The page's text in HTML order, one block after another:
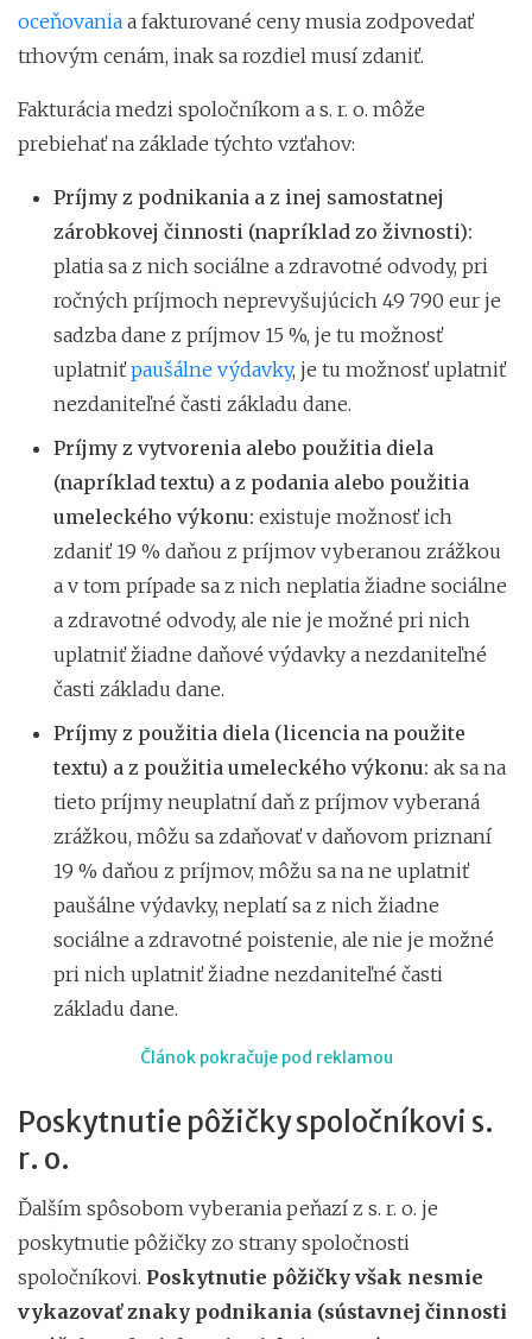
oceňovania a fakturované ceny musia zodpovedať
trhovým cenám, inak sa rozdiel musí zdaniť.
Fakturácia medzi spoločníkom a s. r. o. môže
prebiehať na základe týchto vzťahov:
Príjmy z podnikania a z inej samostatnej
zárobkovej činnosti (napríklad zo živnosti):
platia sa z nich sociálne a zdravotné odvody, pri
ročných príjmoch neprevyšujúcich 49 790 eur je
sadzba dane z príjmov 15 %, je tu možnosť
uplatniťpaušálne výdavky, je tu možnosť uplatniť
nezdaniteľné časti základu dane.
Príjmy z vytvorenia alebo použitia diela
(napríklad textu) a z podania alebo použitia
umeleckého výkonu: existuje možnosť ich
zdaniť 19 % daňou z príjmov vyberanou zrážkou
a v tom prípade sa z nich neplatia žiadne sociálne
a zdravotné odvody, ale nie je možné pri nich
uplatniť žiadne daňové výdavky a nezdaniteľné
časti základu dane.
Príjmy z použitia diela (licencia na použite
textu) a z použitia umeleckého výkonu: ak sa na
tieto príjmy neuplatní daň z príjmov vyberaná
zrážkou, môžu sa zdaňovať v daňovom priznaní
19 % daňou z príjmov, môžu sa na ne uplatniť
paušálne výdavky, neplatí sa z nich žiadne
sociálne a zdravotné poistenie, ale nie je možné
pri nich uplatniť žiadne nezdaniteľné časti
základu dane.
Článok pokračuje pod reklamou
Poskytnutie pôžičky spoločníkovi s.
r. o.
Ďalším spôsobom vyberania peňazí z s. r. o. je
poskytnutie pôžičky zo strany spoločnosti
spoločníkovi. Poskytnutie pôžičky však nesmie
vykazovať znaky podnikania (sústavnej činnosti